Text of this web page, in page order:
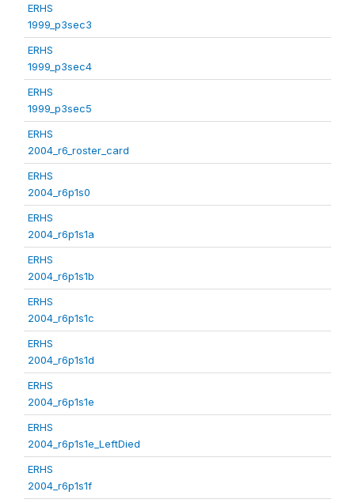
ERHS
1999_p3sec3
ERHS
1999_p3sec4
ERHS
1999_p3sec5
ERHS
2004_r6_roster_card
ERHS
2004_r6p1s0
ERHS
2004_r6p1s1a
ERHS
2004_r6p1s1b
ERHS
2004_r6p1s1c
ERHS
2004_r6p1s1d
ERHS
2004_r6p1s1e
ERHS
2004_r6p1s1e_LeftDied
ERHS
2004_r6p1s1f